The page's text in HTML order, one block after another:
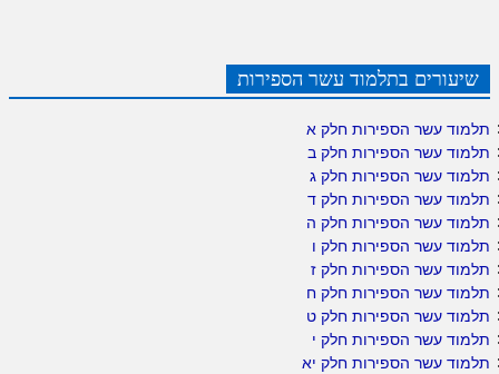
שיעורים בתלמוד עשר הספירות
תלמוד עשר הספירות חלק א
תלמוד עשר הספירות חלק ב
תלמוד עשר הספירות חלק ג
תלמוד עשר הספירות חלק ד
תלמוד עשר הספירות חלק ה
תלמוד עשר הספירות חלק ו
תלמוד עשר הספירות חלק ז
תלמוד עשר הספירות חלק ח
תלמוד עשר הספירות חלק ט
תלמוד עשר הספירות חלק י
תלמוד עשר הספירות חלק יא